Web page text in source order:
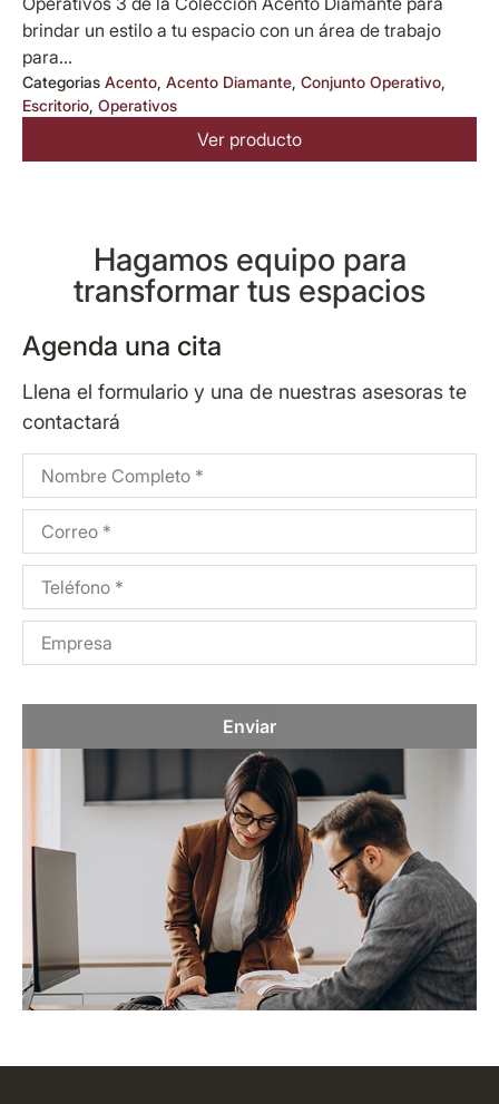
brindar un estilo a tu espacio con un área de trabajo
para...
Categorias Acento, Acento Diamante, Conjunto Operativo,
Escritorio, Operativos
Ver producto
Hagamos equipo para
transformar tus espacios
Agenda una cita
Llena el formulario y una de nuestras asesoras te
contactará
Enviar